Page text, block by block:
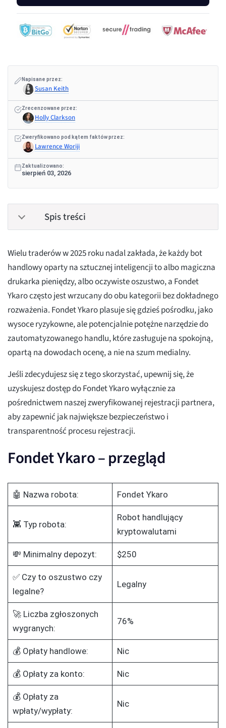
Napisane przez:
Susan Keith
Zrecenzowane przez:
Holly Clarkson
Zweryfikowano pod kątem faktów przez:
Lawrence Woriji
Zaktualizowano:
sierpień 03, 2026
Spis treści
Wielu traderów w 2025 roku nadal zakłada, że każdy bot
handlowy oparty na sztucznej inteligencji to albo magiczna
drukarka pieniędzy, albo oczywiste oszustwo, a Fondet
Ykaro często jest wrzucany do obu kategorii bez dokładnego
rozważenia. Fondet Ykaro plasuje się gdzieś pośrodku, jako
wysoce ryzykowne, ale potencjalnie potężne narzędzie do
zautomatyzowanego handlu, które zasługuje na spokojną,
opartą na dowodach ocenę, a nie na szum medialny.
Jeśli zdecydujesz się z tego skorzystać, upewnij się, że
uzyskujesz dostęp do Fondet Ykaro wyłącznie za
pośrednictwem naszej zweryfikowanej rejestracji partnera,
aby zapewnić jak największe bezpieczeństwo i
transparentność procesu rejestracji.
Fondet Ykaro – przegląd
🤖 Nazwa robota: Fondet Ykaro
👾 Typ robota:
Robot handlujący
kryptowalutami
💸 Minimalny depozyt: $250
✅ Czy to oszustwo czy
legalne?
Legalny
🚀 Liczba zgłoszonych
wygranych:
76%
💰 Opłaty handlowe: Nic
💰 Opłaty za konto: Nic
💰 Opłaty za
wpłaty/wypłaty:
Nic